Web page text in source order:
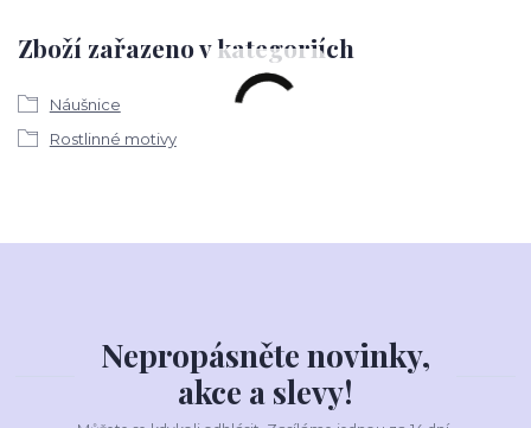
Zboží zařazeno v kategoriích
Náušnice
Rostlinné motivy
Nepropásněte novinky,
akce a slevy!